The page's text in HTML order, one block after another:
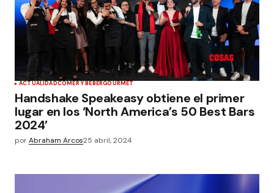
ACTUALIDADCOMER Y BEBERGOURMET
Handshake Speakeasy obtiene el primer
lugar en los ‘North America’s 50 Best Bars
2024’
porAbraham Arcos25 abril, 2024